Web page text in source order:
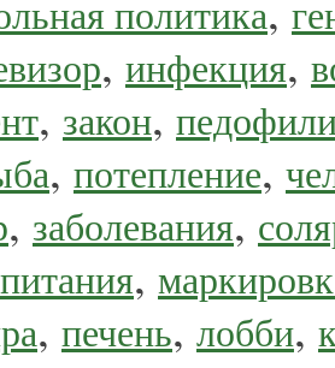
политика
, инфекция,
, закон,
, потепление,
, заболевания,
,
, печень, лобби,